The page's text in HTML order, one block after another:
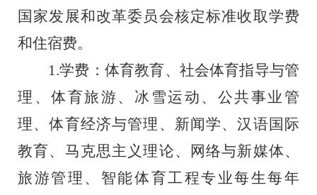
国家发展和改革委员会核定标准收取学费
和住宿费。
1.学费：体育教育、社会体育指导与管
理、体育旅游、冰雪运动、公共事业管
理、体育经济与管理、新闻学、汉语国际
教育、马克思主义理论、网络与新媒体、
旅游管理、智能体育工程专业每生每年